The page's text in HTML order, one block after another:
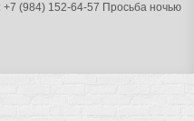
+7 (984) 152-64-57 Просьба ночью